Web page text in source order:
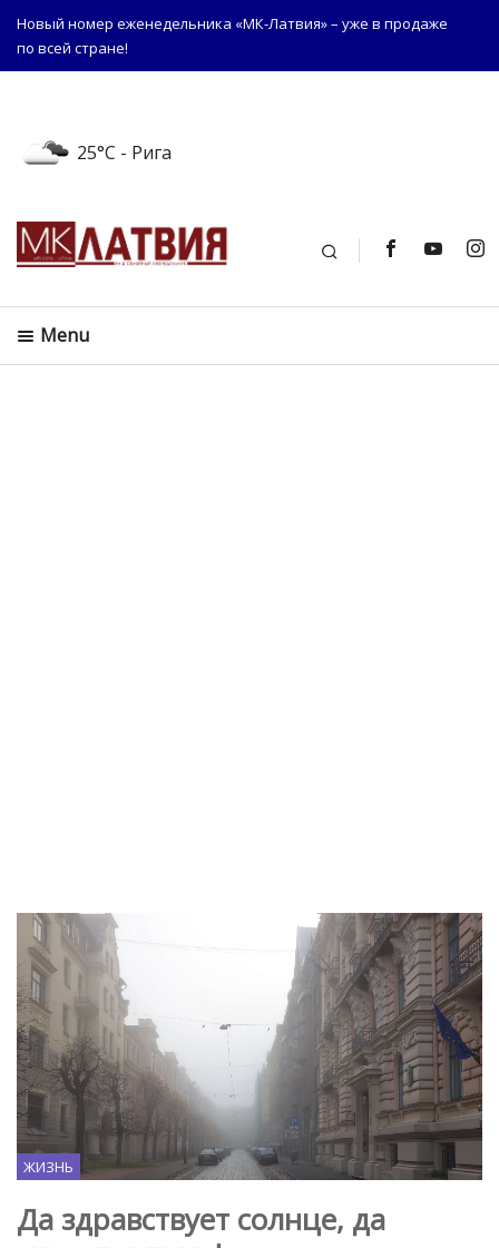
Новый номер еженедельника «МК-Латвия» – уже в продаже
по всей стране!
25°C - Рига
Поиск
Menu
ЖИЗНЬ
Да здравствует солнце, да